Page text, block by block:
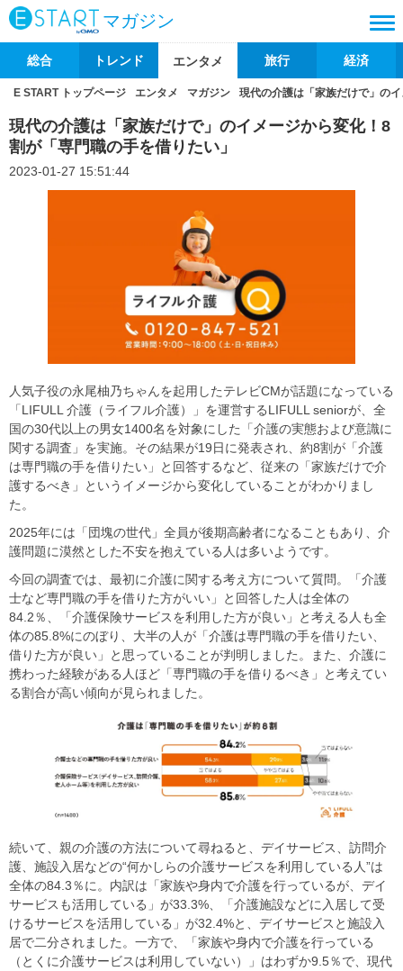
マガジン
総合 トレンド エンタメ 旅行 経済
E START トップページ エンタメ マガジン 現代の介護は「家族だけで」の
現代の介護は「家族だけで」のイメージから変化！8
割が「専門職の手を借りたい」
2023-01-27 15:51:44
人気子役の永尾柚乃ちゃんを起用したテレビCMが話題になっている
「LIFULL 介護（ライフル介護）」を運営するLIFULL seniorが、全
国の30代以上の男女1400名を対象にした「介護の実態および意識に
関する調査」を実施。その結果が19日に発表され、約8割が「介護
は専門職の手を借りたい」と回答するなど、従来の「家族だけで介
護するべき」というイメージから変化していることがわかりまし
た。
2025年には「団塊の世代」全員が後期高齢者になることもあり、介
護問題に漠然とした不安を抱えている人は多いようです。
今回の調査では、最初に介護に関する考え方について質問。「介護
士など専門職の手を借りた方がいい」と回答した人は全体の
84.2％、「介護保険サービスを利用した方が良い」と考える人も全
体の85.8%にのぼり、大半の人が「介護は専門職の手を借りたい、
借りた方が良い」と思っていることが判明しました。また、介護に
携わった経験がある人ほど「専門職の手を借りるべき」と考えてい
る割合が高い傾向が見られました。
続いて、親の介護の方法について尋ねると、デイサービス、訪問介
護、施設入居などの“何かしらの介護サービスを利用している人”は
全体の84.3％に。内訳は「家族や身内で介護を行っているが、デイ
サービスも活用している」が33.3%、「介護施設などに入居して受
けるサービスを活用している」が32.4%と、デイサービスと施設入
居で二分されました。一方で、「家族や身内で介護を行っている
（とくに介護サービスは利用していない）」はわずか9.5％で、現代